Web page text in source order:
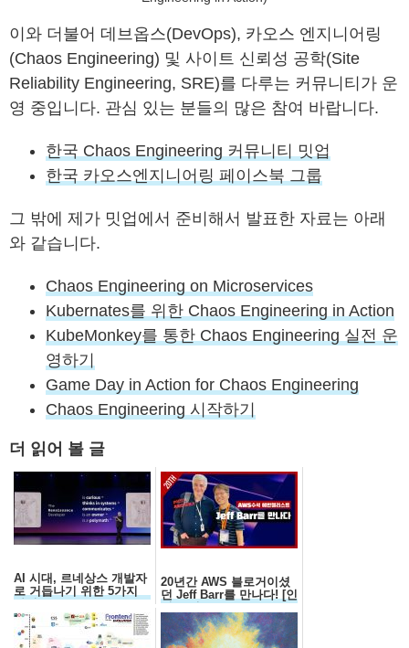
이와 더불어 데브옵스(DevOps), 카오스 엔지니어링
(Chaos Engineering) 및 사이트 신뢰성 공학(Site
Reliability Engineering, SRE)를 다루는 커뮤니티가 운
영 중입니다. 관심 있는 분들의 많은 참여 바랍니다.
한국 Chaos Engineering 커뮤니티 밋업
한국 카오스엔지니어링 페이스북 그룹
그 밖에 제가 밋업에서 준비해서 발표한 자료는 아래
와 같습니다.
Chaos Engineering on Microservices
Kubernates를 위한 Chaos Engineering in Action
KubeMonkey를 통한 Chaos Engineering 실전 운
영하기
Game Day in Action for Chaos Engineering
Chaos Engineering 시작하기
더 읽어 볼 글
AI 시대, 르네상스 개발자
로 거듭나기 위한 5가지
자질
20년간 AWS 블로거이셨
던 Jeff Barr를 만나다! [인
터뷰 전문]